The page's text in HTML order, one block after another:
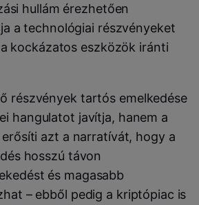
hullám érezhetően
a technológiai részvényeket
kockázatos eszközök iránti
részvények tartós emelkedése
hangulatot javítja, hanem a
azt a narratívát, hogy a
hosszú távon
és magasabb
– ebből pedig a kriptópiac is